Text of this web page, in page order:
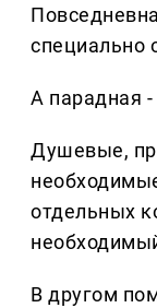
специально
А парадная
Душевые,
отдельных
В другом